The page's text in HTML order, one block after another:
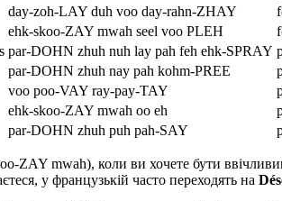
day-zoh-LAY duh voo day-rahn-ZHAY
ehk-skoo-ZAY mwah seel voo PLEH
par-DOHN zhuh nuh lay pah feh ehk-SPRAY
par-DOHN zhuh nay pah kohm-PREE
voo poo-VAY ray-pay-TAY
ehk-skoo-ZAY mwah oo eh
par-DOHN zhuh puh pah-SAY
ZAY mwah), коли ви хочете бути
у французькій часто переходять на